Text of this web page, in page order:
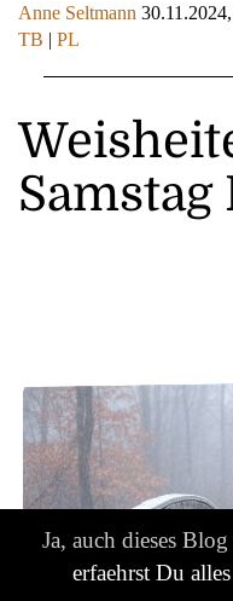
Anne Seltmann
TB | PL
Samstag
Ja, auch dieses
erfaehrst Du